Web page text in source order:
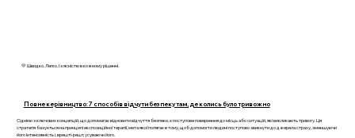
💛 Швидко. Легко. І з ясністю в кожному рішенні.
Повне керівництво: 7 способів відчути безпеку там, де колись було тривожно
Однією з ключових концепцій, що допомагає відновити відчуття безпеки, є поступове повернення до місць або ситуацій, які викликають тривогу. Ця
стратегія базується на принципі експозиційної терапії, мета якої полягає в тому, щоб допомогти людині поступово звикнути до джерела страху, зменшуючи
його інтенсивність і, врешті-решт, усуваючи його.